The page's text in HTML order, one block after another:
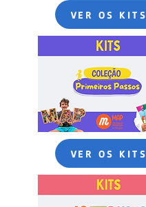
VER OS KITS
VER OS KITS